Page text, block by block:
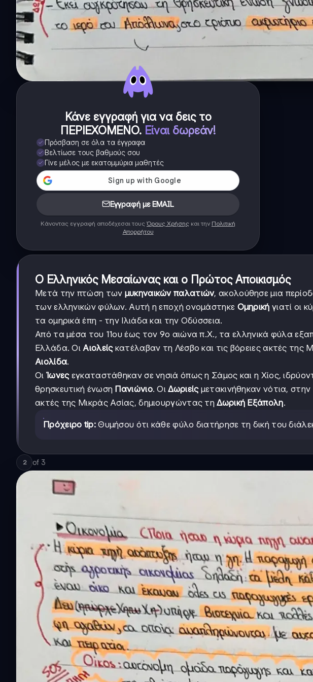
Κάνε εγγραφή για να δεις το
ΠΕΡΙΕΧΟΜΕΝΟ. Είναι δωρεάν!
Πρόσβαση σε όλα τα έγγραφα
Βελτίωσε τους βαθμούς σου
Γίνε μέλος με εκατομμύρια μαθητές
Εγγραφή με EMAIL
Κάνοντας εγγραφή αποδέχεσαι τους Όρους Χρήσης και την Πολιτική
Απορρήτου
Ο Ελληνικός Μεσαίωνας και ο Πρώτος Αποικισμός
Μετά την πτώση των μυκηναικών παλατιών, ακολούθησε μια
των ελληνικών φύλων. Αυτή η εποχή ονομάστηκε Ομηρική γιατί οι
τα ομηρικά έπη - την Ιλιάδα και την Οδύσσεια.
Από τα μέσα του 11ου έως τον 9ο αιώνα π.Χ., τα ελληνικά φύλα
Ελλάδα. Οι Αιολείςκατέλαβαν τη Λέσβο και τις βόρειες ακτές της
Αιολίδα.
Οι Ίωνεςεγκαταστάθηκαν σε νησιά όπως η Σάμος και η Χίος,
θρησκευτική ένωση Πανιώνιο. ΟιΔωριείςμετακινήθηκαν νότια,
ακτές της Μικράς Ασίας, δημιουργώντας τηΔωρική Εξάπολη.
Πρόχειρο tip:Θυμήσου ότι κάθε φύλο διατήρησε τη δική του
2 of 3